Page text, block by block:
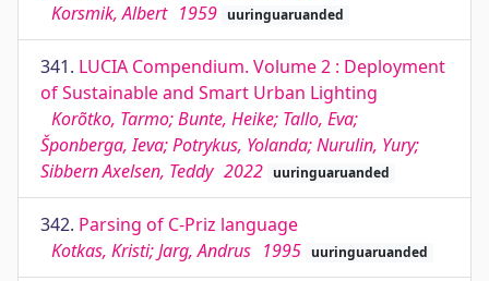
Korsmik, Albert 1959 uuringuaruanded
341. LUCIA Compendium. Volume 2 : Deployment
of Sustainable and Smart Urban Lighting
Korõtko, Tarmo; Bunte, Heike; Tallo, Eva;
Šponberga, Ieva; Potrykus, Yolanda; Nurulin, Yury;
Sibbern Axelsen, Teddy 2022 uuringuaruanded
342. Parsing of C-Priz language
Kotkas, Kristi; Jarg, Andrus 1995 uuringuaruanded